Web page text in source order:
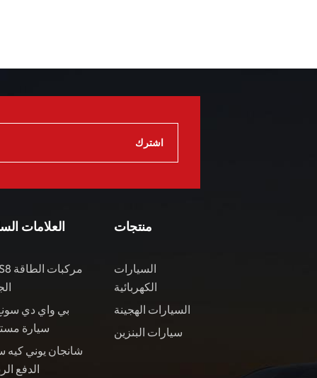
العلامات
بي واي دي
سيارة
شانجان يوني كيه
الدفع
منتجات
السيارات
الكهربائية
السيارات الهجينة
سيارات البنزين